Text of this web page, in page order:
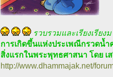
รวบรวมและเรียงเรียง
การเกิดขึ้นแห่งประเพณีกรวดน้ำ
สิ่งแรกในพระพุทธศาสนา โดย เ
http://www.dhammajak.net/